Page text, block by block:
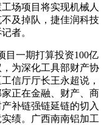
场项目将实现机械人
及掉队，捷佳润科技
者。
一期打算投资100亿
为深化工具部财产协
信厅厅长王永超说，
正在金融、财产、商
补链强链延链的切入
绩。广西南南铝加工